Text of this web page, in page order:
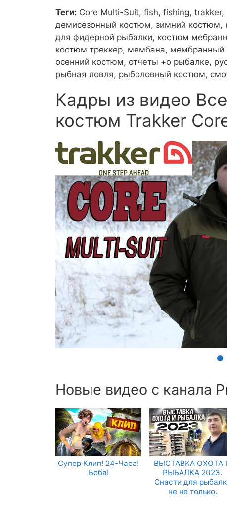
Теги: Core Multi-Suit, fish, fishing,
демисезонный костюм, зимний
для фидерной рыбалки, костюм
костюм треккер, мембана,
осенний костюм, отчеты +о рыбалке,
рыбная ловля, рыболовный костюм,
Кадры из видео
костюм Trakker
Новые видео с канала
Супер Клип! 24-Часа!
Боба!
ВЫСТАВКА ОХОТА
РЫБАЛКА 2023.
Снасти для
не не только.